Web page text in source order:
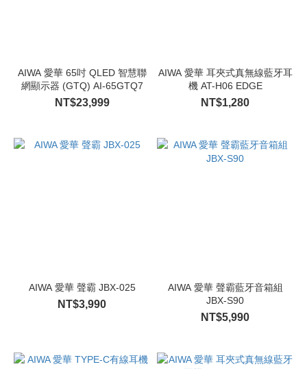
AIWA 愛華 65吋 QLED 智慧聯
網顯示器 (GTQ) AI-65GTQ7
NT$23,999
AIWA 愛華 耳夾式真無線藍牙耳
機 AT-H06 EDGE
NT$1,280
AIWA 愛華 聲霸 JBX-025
NT$3,990
AIWA 愛華 聲霸藍牙音箱組
JBX-S90
NT$5,990